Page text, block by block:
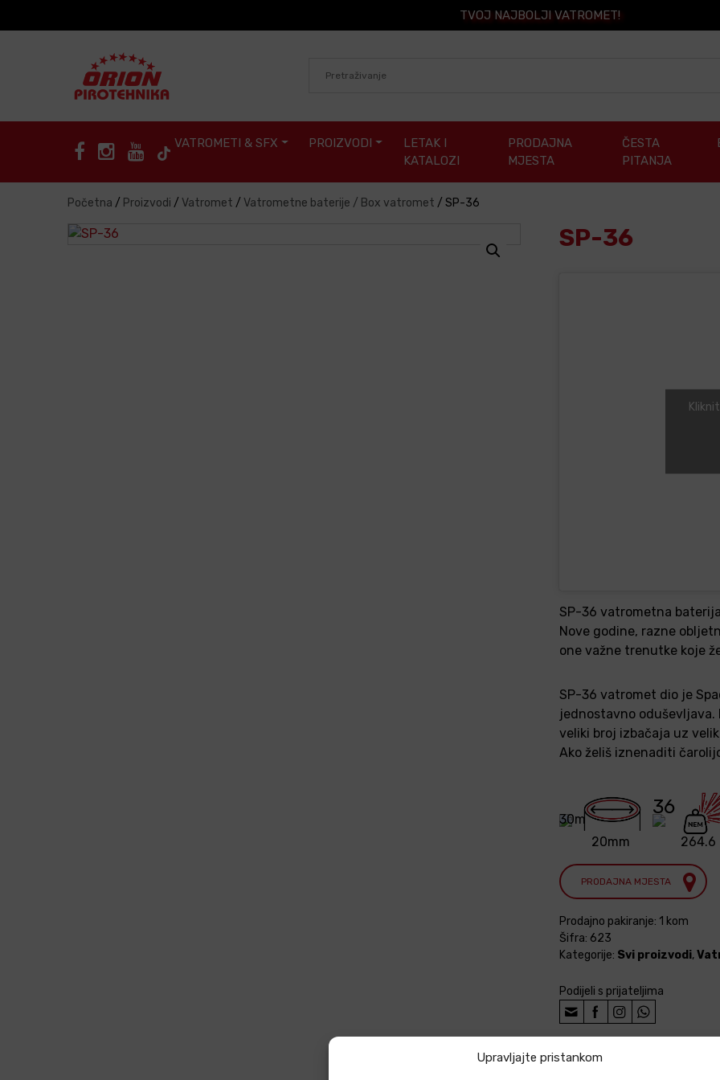
Upravljajte pristankom
TVOJ NAJBOLJI VATROMET!
VATROMETI & SFX PROIZVODI
LETAK I
KATALOZI
PRODAJNA
MJESTA
ČESTA
PITANJA
Početna / Proizvodi / Vatromet / Vatrometne baterije / Box vatromet / SP-36
SP-36
SP-36 vatrometna
Nove godine, razne
one važne trenutke koje
SP-36 vatromet dio je
jednostavno oduševljava.
veliki broj izbačaja uz
Ako želiš iznenaditi
30m
20mm
36
264.6
PRODAJNA MJESTA
Prodajno pakiranje: 1 kom
Šifra: 623
Kategorije: Svi proizvodi,
Podijeli s prijateljima